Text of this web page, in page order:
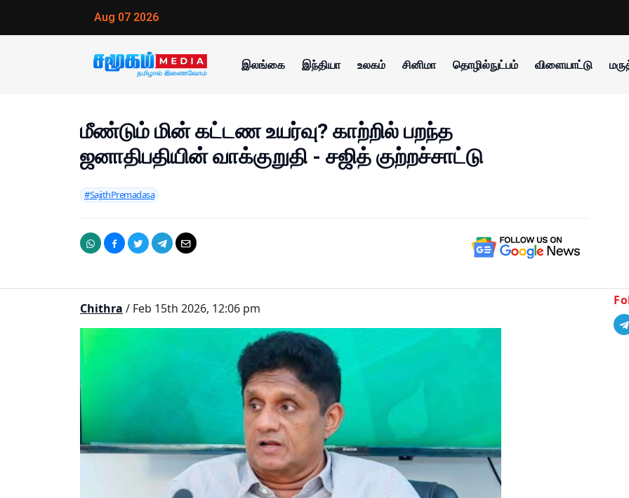
Aug 07 2026
இலங்கை இந்தியா உலகம் சினிமா தொழில்நுட்பம் விளையாட்டு
மீண்டும் மின் கட்டண உயர்வு? காற்றில் பறந்த
ஜனாதிபதியின் வாக்குறுதி - சஜித் குற்றச்சாட்டு
#SajithPremadasa
Chithra / Feb 15th 2026, 12:06 pm